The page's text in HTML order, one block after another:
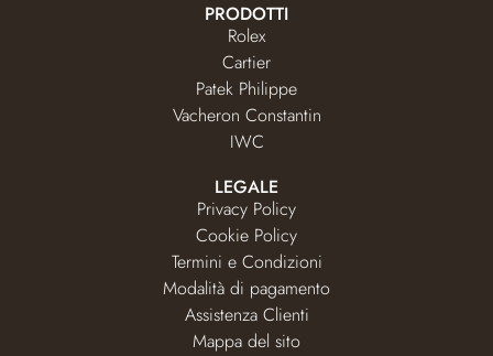
PRODOTTI
Rolex
Cartier
Patek Philippe
Vacheron Constantin
IWC
LEGALE
Privacy Policy
Cookie Policy
Termini e Condizioni
Modalità di pagamento
Assistenza Clienti
Mappa del sito